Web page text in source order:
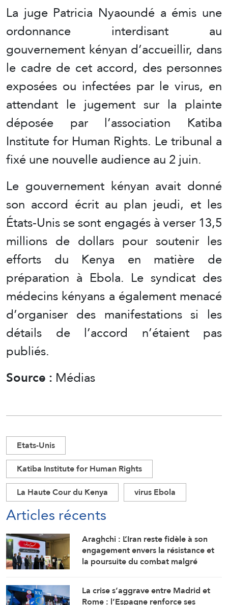
La juge Patricia Nyaoundé a émis une
ordonnance interdisant au
gouvernement kényan d’accueillir, dans
le cadre de cet accord, des personnes
exposées ou infectées par le virus, en
attendant le jugement sur la plainte
déposée par l’association Katiba
Institute for Human Rights. Le tribunal a
fixé une nouvelle audience au 2 juin.
Le gouvernement kényan avait donné
son accord écrit au plan jeudi, et les
États-Unis se sont engagés à verser 13,5
millions de dollars pour soutenir les
efforts du Kenya en matière de
préparation à Ebola. Le syndicat des
médecins kényans a également menacé
d’organiser des manifestations si les
détails de l’accord n’étaient pas
publiés.
Source : Médias
Etats-Unis
Katiba Institute for Human Rights
La Haute Cour du Kenya
virus Ebola
Articles récents
Araghchi : L’Iran reste fidèle à son
engagement envers la résistance et
la poursuite du combat malgré
La crise s’aggrave entre Madrid et
Rome : l’Espagne renforce ses